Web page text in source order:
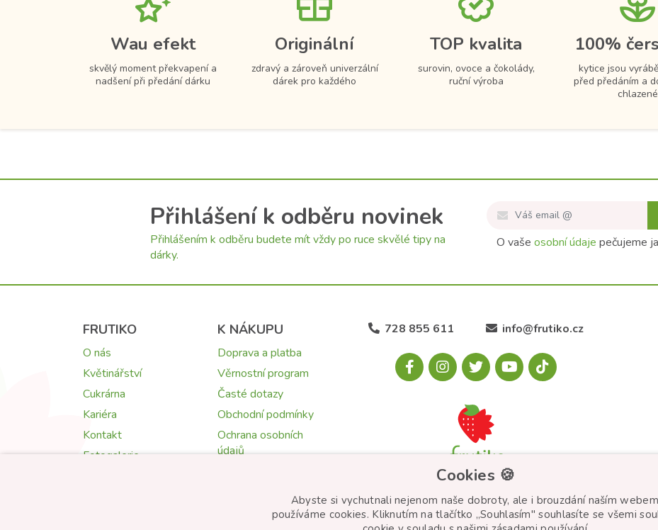
Wau efekt
skvělý moment překvapení a
nadšení při předání dárku
Originální
zdravý a zároveň univerzální
dárek pro každého
TOP kvalita
surovin, ovoce a čokolády,
ruční výroba
100%
kytice jsou
před předáním a
chlazené
Přihlášení k odběru novinek
Přihlášením k odběru budete mít vždy po ruce skvělé tipy na
dárky.
O vaše osobní údaje pečujeme
728 855 611 info@frutiko.cz
FRUTIKO
O nás
Květinářství
Cukrárna
Kariéra
Kontakt
Fotogalerie
K NÁKUPU
Doprava a platba
Věrnostní program
Časté dotazy
Obchodní podmínky
Ochrana osobních
údajů
Cookies 🍪
Abyste si vychutnali nejenom naše dobroty, ale i brouzdání naším
používáme cookies. Kliknutím na tlačítko „Souhlasím" souhlasíte se všemi